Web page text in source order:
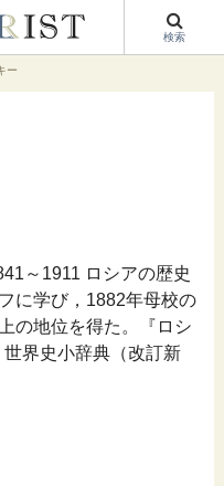
検索
ー
～1911 ロシアの歴史
に学び，1882年母校の
の地位を得た。『ロシ
界史小辞典（改訂新